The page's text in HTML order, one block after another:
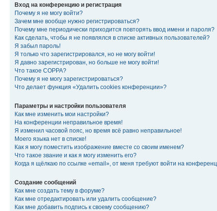
Вход на конференцию и регистрация
Почему я не могу войти?
Зачем мне вообще нужно регистрироваться?
Почему мне периодически приходится повторять ввод имени и пароля?
Как сделать, чтобы я не появлялся в списке активных пользователей?
Я забыл пароль!
Я только что зарегистрировался, но не могу войти!
Я давно зарегистрирован, но больше не могу войти!
Что такое COPPA?
Почему я не могу зарегистрироваться?
Что делает функция «Удалить cookies конференции»?
Параметры и настройки пользователя
Как мне изменить мои настройки?
На конференции неправильное время!
Я изменил часовой пояс, но время всё равно неправильное!
Моего языка нет в списке!
Как я могу поместить изображение вместе со своим именем?
Что такое звание и как я могу изменить его?
Когда я щёлкаю по ссылке «email», от меня требуют войти на
Создание сообщений
Как мне создать тему в форуме?
Как мне отредактировать или удалить сообщение?
Как мне добавить подпись к своему сообщению?